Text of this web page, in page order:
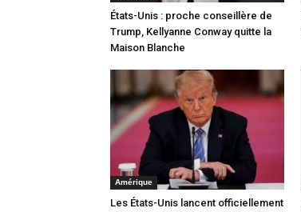
États-Unis : proche conseillère de
Trump, Kellyanne Conway quitte la
Maison Blanche
Amérique
Les États-Unis lancent officiellement